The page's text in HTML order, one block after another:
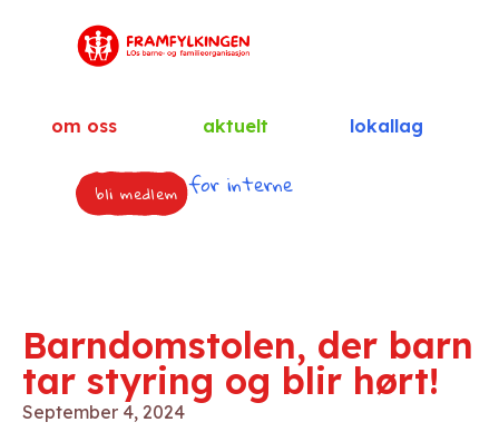
om oss aktuelt lokallag
bli medlem for interne
Barndomstolen, der barn
tar styring og blir hørt!
September 4, 2024